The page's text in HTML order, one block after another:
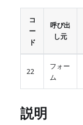
コ
ー
ド
呼び出
し元
22
フォー
ム
説明